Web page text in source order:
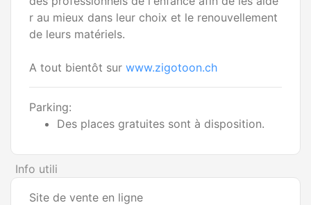
r au mieux dans leur choix et le renouvellement
de leurs matériels.
A tout bientôt sur www.zigotoon.ch
Parking:
Des places gratuites sont à disposition.
Info utili
Site de vente en ligne